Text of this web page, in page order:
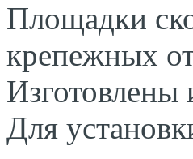
Площадки
крепежных
Для